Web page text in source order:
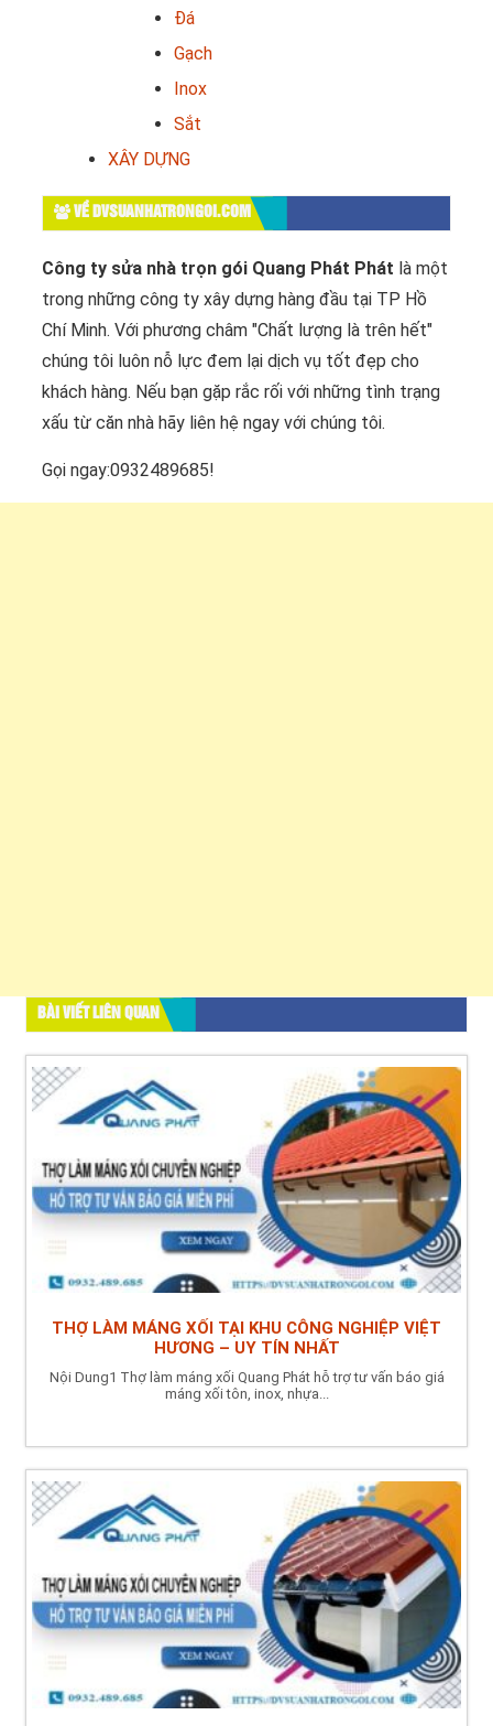
Đá
Gạch
Inox
Sắt
XÂY DỰNG
VỀ DVSUANHATRONGOI.COM
Công ty sửa nhà trọn gói Quang Phát Phát là một
trong những công ty xây dựng hàng đầu tại TP Hồ
Chí Minh. Với phương châm "Chất lượng là trên hết"
chúng tôi luôn nỗ lực đem lại dịch vụ tốt đẹp cho
khách hàng. Nếu bạn gặp rắc rối với những tình trạng
xấu từ căn nhà hãy liên hệ ngay với chúng tôi.
Gọi ngay:0932489685!
BÀI VIẾT LIÊN QUAN
THỢ LÀM MÁNG XỐI TẠI KHU CÔNG NGHIỆP VIỆT
HƯƠNG – UY TÍN NHẤT
Nội Dung1 Thợ làm máng xối Quang Phát hỗ trợ tư vấn báo giá
máng xối tôn, inox, nhựa...